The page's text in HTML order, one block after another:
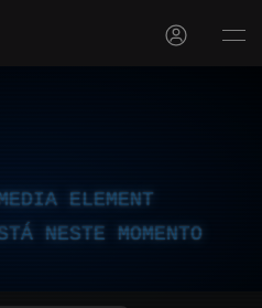
ELEMENT
NESTE MOMENTO